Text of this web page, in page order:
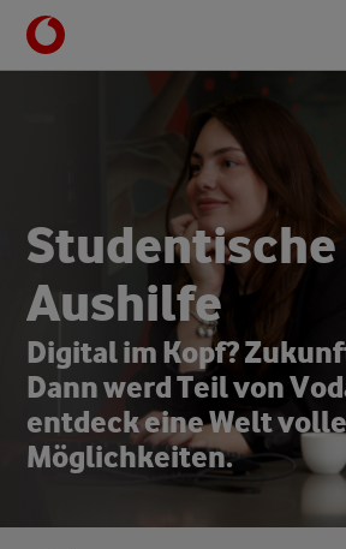
Studentische
Aushilfe
Digitalim Kopf?Zukunf
Dannwerd TeilvonVod
entd ec keineWeltvolle
Möglic h keiten.